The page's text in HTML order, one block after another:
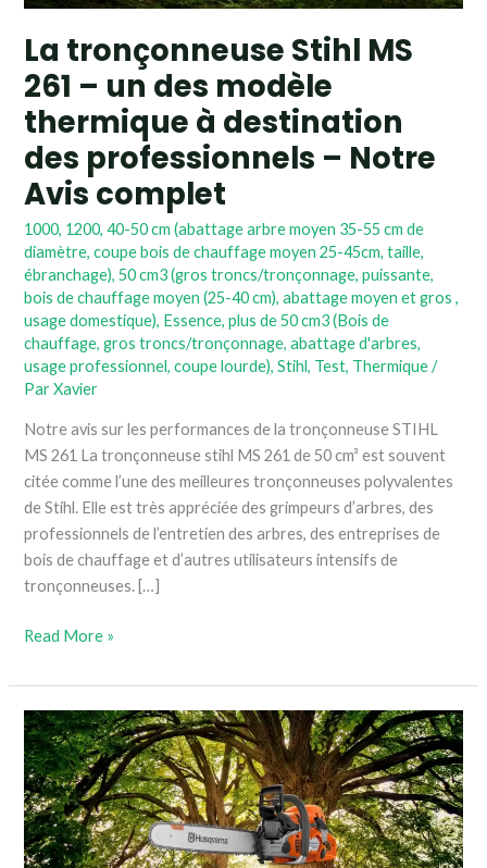
La tronçonneuse Stihl MS
261 – un des modèle
thermique à destination
des professionnels – Notre
Avis complet
1000, 1200,40-50 cm (abattage arbre moyen 35-55 cm de
diamètre, coupe bois de chauffage moyen 25-45cm, taille,
ébranchage),50 cm3 (gros troncs/tronçonnage, puissante,
bois de chauffage moyen (25-40 cm), abattage moyen et gros ,
usage domestique), Essence,plus de 50 cm3 (Bois de
chauffage, gros troncs/tronçonnage, abattage d'arbres,
usage professionnel, coupe lourde),Stihl, Test, Thermique/
ParXavier
Notre avis sur les performances de la tronçonneuse STIHL
MS 261 La tronçonneuse stihl MS 261 de 50 cm³ est souvent
citée comme l’une des meilleures tronçonneuses polyvalentes
de Stihl. Elle est très appréciée des grimpeurs d’arbres, des
professionnels de l’entretien des arbres, des entreprises de
bois de chauffage et d’autres utilisateurs intensifs de
tronçonneuses. […]
à
destination
des
professionnels
–
Notre
Avis
complet
Read More »
Husqvarna
562
XP
:
Notre
avis